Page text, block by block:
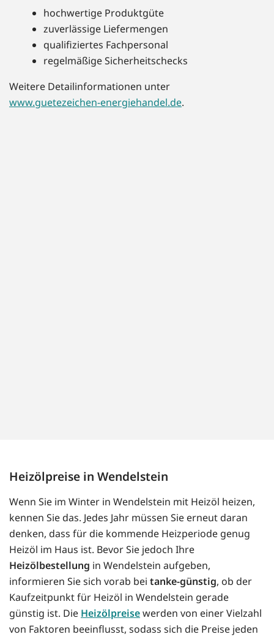
hochwertige Produktgüte
zuverlässige Liefermengen
qualifiziertes Fachpersonal
regelmäßige Sicherheitschecks
Weitere Detailinformationen unter
www.guetezeichen-energiehandel.de.
Heizölpreise in Wendelstein
Wenn Sie im Winter in Wendelstein mit Heizöl heizen,
kennen Sie das. Jedes Jahr müssen Sie erneut daran
denken, dass für die kommende Heizperiode genug
Heizöl im Haus ist. Bevor Sie jedoch Ihre
Heizölbestellung in Wendelstein aufgeben,
informieren Sie sich vorab bei tanke-günstig, ob der
Kaufzeitpunkt für Heizöl in Wendelstein gerade
günstig ist. Die Heizölpreisewerden von einer Vielzahl
von Faktoren beeinflusst, sodass sich die Preise jeden